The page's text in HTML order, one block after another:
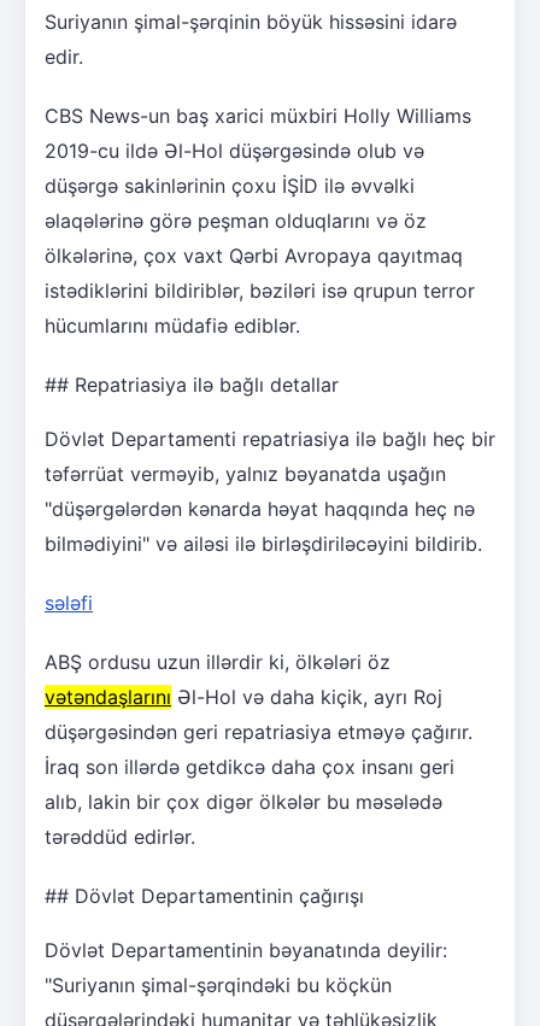
Suriyanın şimal-şərqinin böyük hissəsini idarə
edir.
CBS News-un baş xarici müxbiri Holly Williams
2019-cu ildə Əl-Hol düşərgəsində olub və
düşərgə sakinlərinin çoxu İŞİD ilə əvvəlki
əlaqələrinə görə peşman olduqlarını və öz
ölkələrinə, çox vaxt Qərbi Avropaya qayıtmaq
istədiklərini bildiriblər, bəziləri isə qrupun terror
hücumlarını müdafiə ediblər.
## Repatriasiya ilə bağlı detallar
Dövlət Departamenti repatriasiya ilə bağlı heç bir
təfərrüat verməyib, yalnız bəyanatda uşağın
"düşərgələrdən kənarda həyat haqqında heç nə
bilmədiyini" və ailəsi ilə birləşdiriləcəyini bildirib.
sələfi
ABŞ ordusu uzun illərdir ki, ölkələri öz
vətəndaşlarını Əl-Hol və daha kiçik, ayrı Roj
düşərgəsindən geri repatriasiya etməyə çağırır.
İraq son illərdə getdikcə daha çox insanı geri
alıb, lakin bir çox digər ölkələr bu məsələdə
tərəddüd edirlər.
## Dövlət Departamentinin çağırışı
Dövlət Departamentinin bəyanatında deyilir:
"Suriyanın şimal-şərqindəki bu köçkün
düşərgələrindəki humanitar və təhlükəsizlik